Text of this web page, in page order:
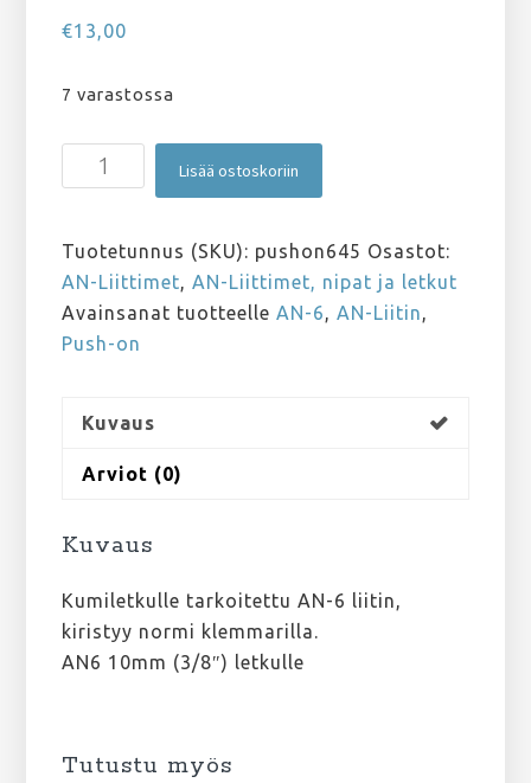
€13,00
7 varastossa
Push-
on
6
45°
määrä
Lisää ostoskoriin
Tuotetunnus (SKU): pushon645 Osastot:
AN-Liittimet,AN-Liittimet, nipat ja letkut
Avainsanat tuotteelleAN-6,AN-Liitin,
Push-on
Kuvaus
Arviot (0)
Kuvaus
Kumiletkulle tarkoitettu AN-6 liitin,
kiristyy normi klemmarilla.
AN6 10mm (3/8″) letkulle
Tutustu myös